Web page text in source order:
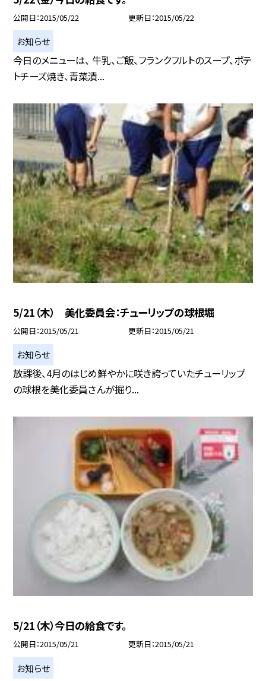
公開日 2015/05/22 更新日 2015/05/22
お知らせ
今日のメニューは、 牛乳、ご飯、フランクフルトのスープ、ポテ
トチーズ焼き、青菜漬...
5/21（木） 美化委員会：チューリップの球根堀
公開日 2015/05/21 更新日 2015/05/21
お知らせ
放課後、4月のはじめ鮮やかに咲き誇っていたチューリップ
の球根を美化委員さんが掘り...
5/21（木）今日の給食です。
公開日 2015/05/21 更新日 2015/05/21
お知らせ